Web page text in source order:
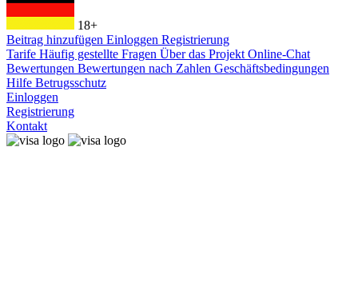
18+
Beitrag hinzufügen Einloggen Registrierung
Tarife Häufig gestellte Fragen Über das Projekt Online-Chat
Bewertungen Bewertungen nach Zahlen Geschäftsbedingungen
Hilfe Betrugsschutz
Einloggen
Registrierung
Kontakt